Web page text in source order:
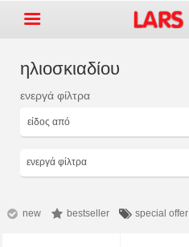
εξοπλισμός παιδότοπων
επιφάνεια +
ηλιοσκιαδίου
ενεργά φίλτρα
ενεργά φίλτρα
new bestseller special offer